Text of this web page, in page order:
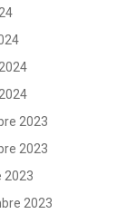
2023
2023
2023
2023